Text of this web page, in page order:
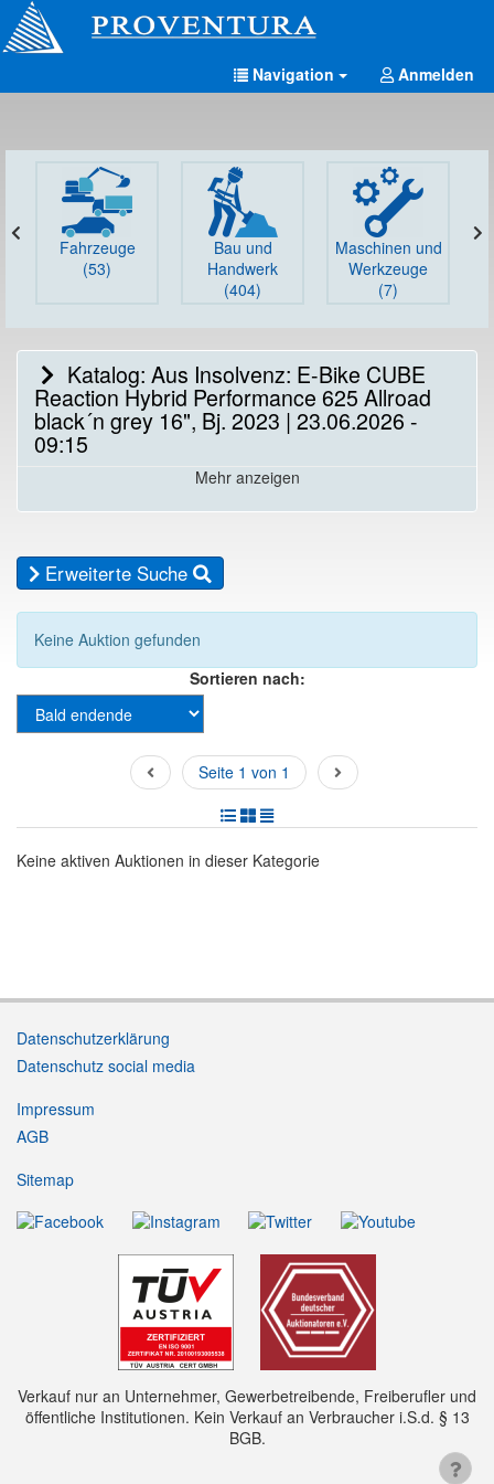
Navigation Anmelden
Fahrzeuge
(53)
Bau und
Handwerk
(404)
Maschinen und
Werkzeuge
(7)
Katalog: Aus Insolvenz: E-Bike CUBE
Reaction Hybrid Performance 625 Allroad
black´n grey 16", Bj. 2023 | 23.06.2026 -
09:15
Mehr anzeigen
Erweiterte Suche
Keine Auktion gefunden
Sortieren nach:
Seite 1 von 1
Keine aktiven Auktionen in dieser Kategorie
Datenschutzerklärung
Datenschutz social media
Impressum
AGB
Sitemap
Verkauf nur an Unternehmer, Gewerbetreibende, Freiberufler und
öffentliche Institutionen. Kein Verkauf an Verbraucher i.S.d. § 13
BGB.